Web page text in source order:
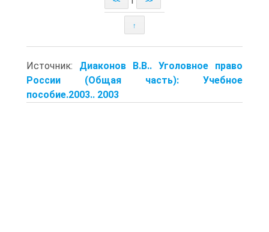
↑
Источник: Диаконов В.В.. Уголовное право
России (Общая часть): Учебное
пособие.2003.. 2003